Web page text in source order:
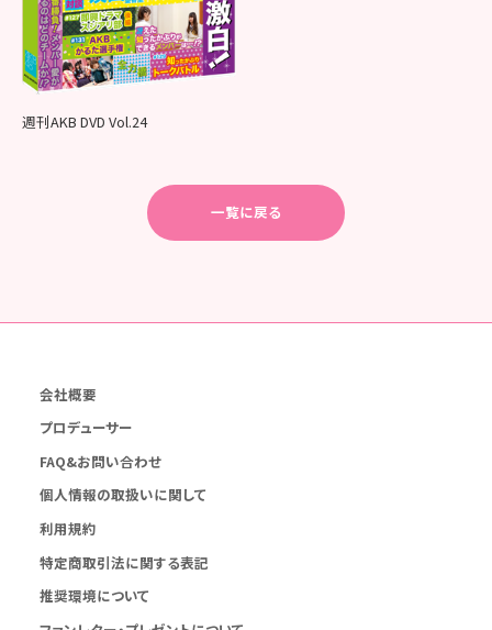
週刊AKB DVD Vol.24
一覧に戻る
会社概要
プロデューサー
FAQ&お問い合わせ
個人情報の取扱いに関して
利用規約
特定商取引法に関する表記
推奨環境について